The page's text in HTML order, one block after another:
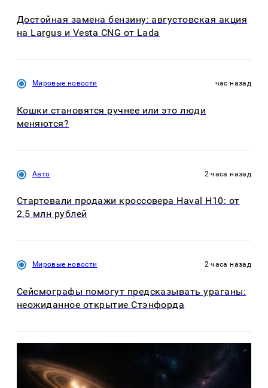
Достойная замена бензину: августовская акция
на Largus и Vesta CNG от Lada
Мировые новости час назад
Кошки становятся ручнее или это люди
меняются?
Авто 2 часа назад
Стартовали продажи кроссовера Haval H10: от
2,5 млн рублей
Мировые новости 2 часа назад
Сейсмографы помогут предсказывать ураганы:
неожиданное открытие Стэнфорда